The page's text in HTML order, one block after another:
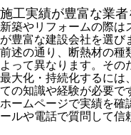
施工実績が豊富な業者
新築やリフォームの際は
が豊富な建設会社を選び
前述の通り、断熱材の種
よって異なります。その
最大化・持続化するには
ての知識や経験が必要で
ホームページで実績を確
ールや電話で質問して信